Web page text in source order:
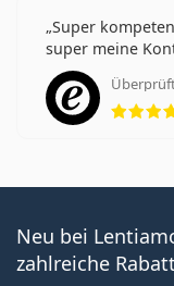
Super
super meine
Neu bei
zahlreiche